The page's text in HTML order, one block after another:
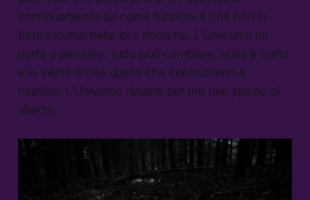
continuamente su come funzioni e che non si
fermano mai nelle loro ricerche. L’Universo mi
porta a pensare: tutto può cambiare, nulla è certo
e la verità è che quello che conosciamo è
relativo. L’Universo rimane per me uno spazio di
libertà.